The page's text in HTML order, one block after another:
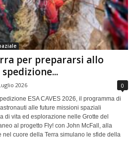
per prepararsi allo
2026 0
ESA CAVES 2026, il programma di
alle future missioni spaziali
di vita ed esplorazione nelle Grotte del
al progetto Fly! con John McFall, alla
nel cuore della Terra simulano le sfide della